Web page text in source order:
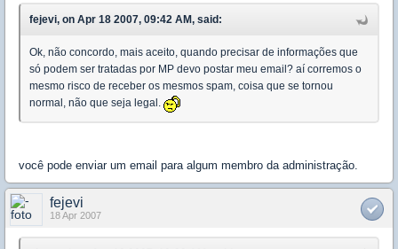
fejevi, on Apr 18 2007, 09:42 AM, said:
Ok, não concordo, mais aceito, quando precisar de informações que
só podem ser tratadas por MP devo postar meu email? aí corremos o
mesmo risco de receber os mesmos spam, coisa que se tornou
normal, não que seja legal.
você pode enviar um email para algum membro da administração.
fejevi
18 Apr 2007